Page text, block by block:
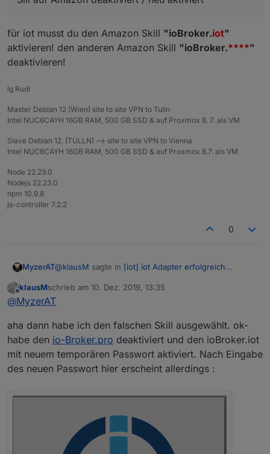
will nicht.
LG Klaus
für iot musst du den Amazon Skill "ioBroker.iot"
aktivieren! den anderen Amazon Skill "ioBroker.****"
deaktivieren!
lg Rudi
Master Debian 12 (Wien) site to site VPN to Tulln
Intel NUC6CAYH 16GB RAM, 500 GB SSD & auf Proxmox 8. 7. als VM
Slave Debian 12. (TULLN) --> site to site VPN to Vienna
Intel NUC6CAYH 16GB RAM, 500 GB SSD & auf Proxmox 8.7. als VM
Node 22.23.0
Nodejs 22.23.0
npm 10.9.8
js-controller 7.2.2
0
MyzerAT@klausM sagte in [iot] iot Adapter erfolgreich
für iot musst du den Amazon Skill"ioBroker.iot "
aktivieren! den anderen Amazon Skill"ioBroker.****"
deaktivieren!
Offline
klausMschrieb am 10. Dez. 2019, 13:35
zuletzt editiert von
@MyzerAT
aha dann habe ich den falschen Skill ausgewählt. ok-
habe den io-Broker.pro deaktiviert und den ioBroker.iot
mit neuem temporären Passwort aktiviert. Nach Eingabe
des neuen Passwort hier erscheint allerdings :